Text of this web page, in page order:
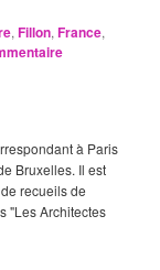
,Fillon,France,
à Paris
Bruxelles. Il est
recueils de
"Les Architectes